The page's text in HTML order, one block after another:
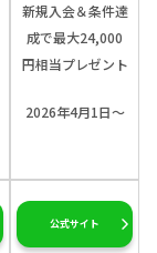
新規入会＆条件達
成で最大24,000
円相当プレゼント
2026年4月1日～
公式サイト